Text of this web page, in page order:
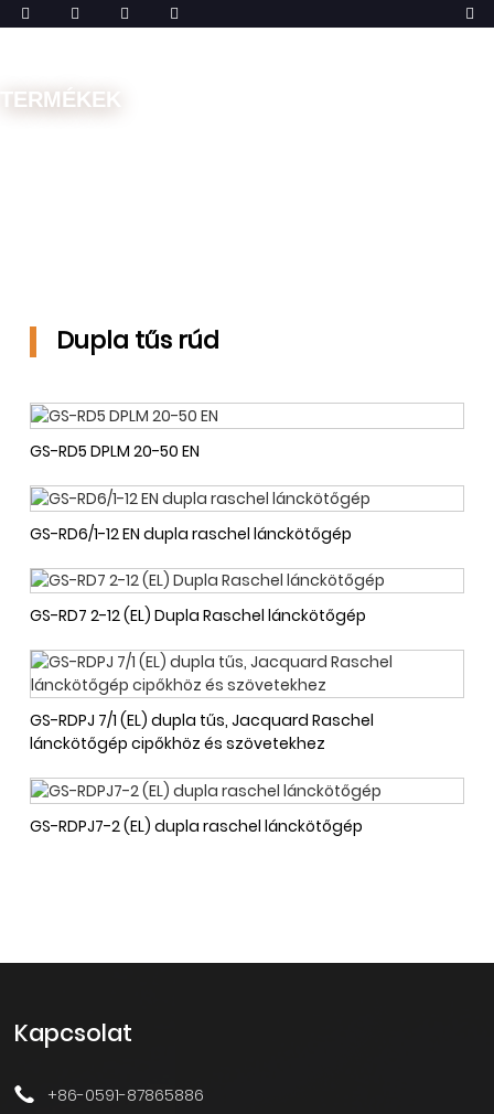
TERMÉKEK
Dupla tűs rúd
GS-RD5 DPLM 20-50 EN
GS-RD6/1-12 EN dupla raschel lánckötőgép
GS-RD7 2-12 (EL) Dupla Raschel lánckötőgép
GS-RDPJ 7/1 (EL) dupla tűs, Jacquard Raschel
lánckötőgép cipőkhöz és szövetekhez
GS-RDPJ7-2 (EL) dupla raschel lánckötőgép
Kapcsolat
+86-0591-87865886